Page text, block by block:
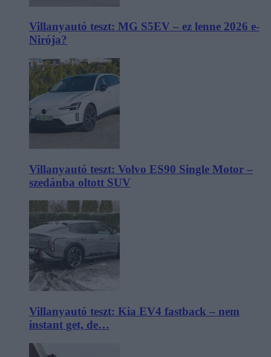
Villanyautó teszt: MG S5EV – ez lenne 2026 e-
Nirója?
Villanyautó teszt: Volvo ES90 Single Motor –
szedánba oltott SUV
Villanyautó teszt: Kia EV4 fastback – nem
instant get, de…